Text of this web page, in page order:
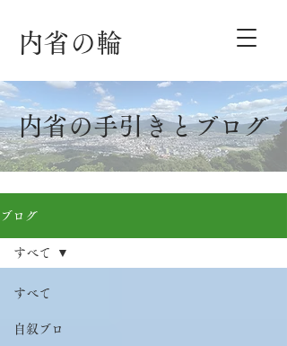
内省の輪
内省の手引きとブログ
ブログ
すべて
自叙ブロ
すべて